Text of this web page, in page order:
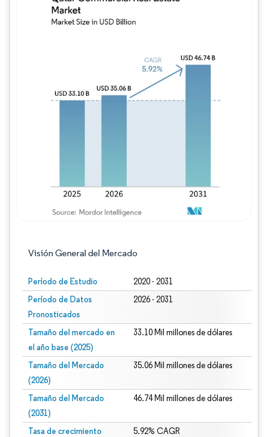
Visión General del Mercado
Período de Estudio 2020 - 2031
Período de Datos
Pronosticados
2026 - 2031
Tamaño del mercado en
el año base (2025)
33.10 Mil millones de dólares
Tamaño del Mercado
(2026)
35.06 Mil millones de dólares
Tamaño del Mercado
(2031)
46.74 Mil millones de dólares
Tasa de crecimiento
5.92% CAGR